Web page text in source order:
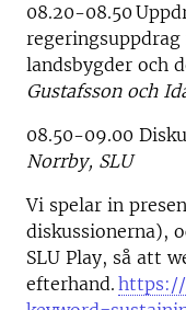
08.20-08.50
landsbygder och
Gustafsson och
08.50-09.00
Norrby, SLU
Vi spelar in
diskussionerna),
SLU Play, så att
efterhand. https://